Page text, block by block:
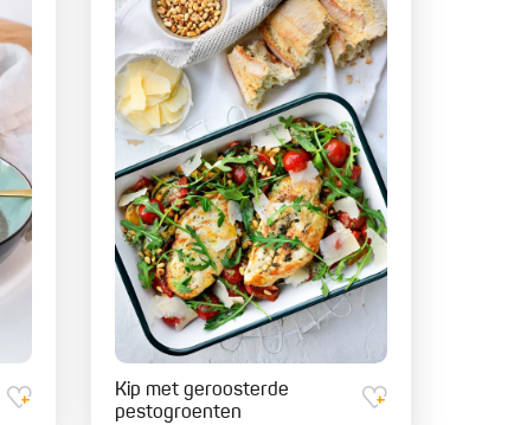
Kip met geroosterde
pestogroenten